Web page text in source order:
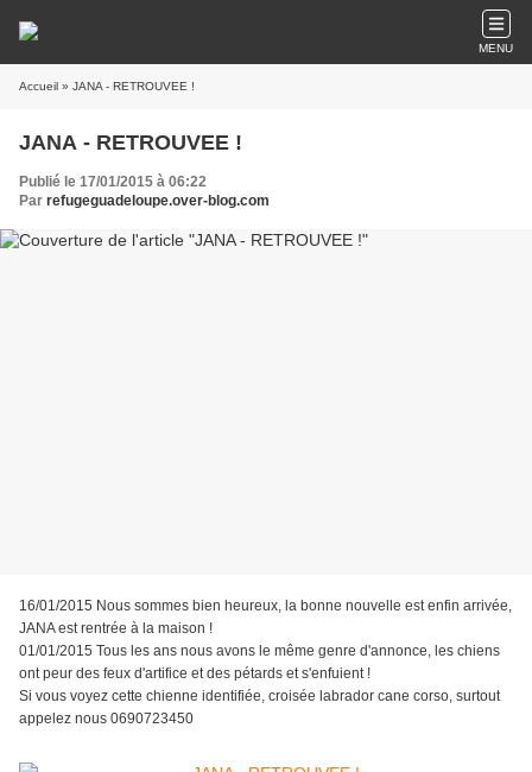
MENU
Accueil » JANA - RETROUVEE !
JANA - RETROUVEE !
Publié le 17/01/2015 à 06:22
Par refugeguadeloupe.over-blog.com
16/01/2015 Nous sommes bien heureux, la bonne nouvelle est enfin arrivée,
JANA est rentrée à la maison !
01/01/2015 Tous les ans nous avons le même genre d'annonce, les chiens
ont peur des feux d'artifice et des pétards et s'enfuient !
Si vous voyez cette chienne identifiée, croisée labrador cane corso, surtout
appelez nous 0690723450